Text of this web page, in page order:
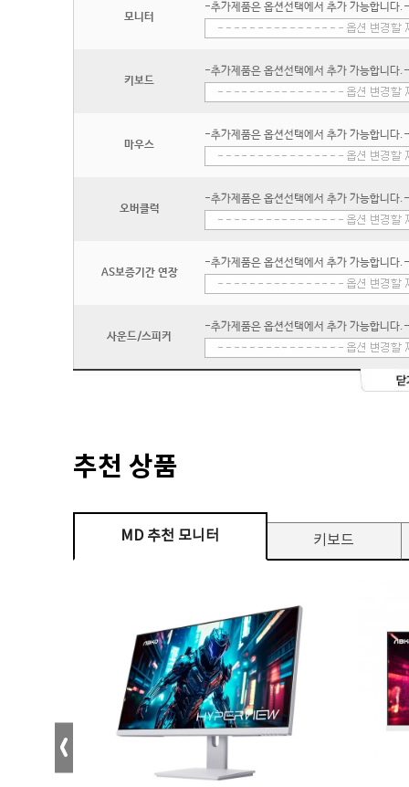
모니터
-추가제품은 옵션선택에서 추가 가능합니다.-
키보드
-추가제품은 옵션선택에서 추가 가능합니다.-
마우스
-추가제품은 옵션선택에서 추가 가능합니다.-
오버클럭
-추가제품은 옵션선택에서 추가 가능합니다.-
AS보증기간 연장
-추가제품은 옵션선택에서 추가 가능합니다.-
사운드/스피커
-추가제품은 옵션선택에서 추가 가능합니다.-
추천 상품
MD 추천 모니터 키보드